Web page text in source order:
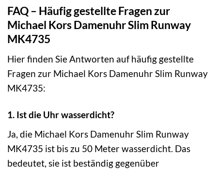
FAQ – Häufig gestellte Fragen zur
Michael Kors Damenuhr Slim Runway
MK4735
Hier finden Sie Antworten auf häufig gestellte
Fragen zur Michael Kors Damenuhr Slim Runway
MK4735:
1. Ist die Uhr wasserdicht?
Ja, die Michael Kors Damenuhr Slim Runway
MK4735 ist bis zu 50 Meter wasserdicht. Das
bedeutet, sie ist beständig gegenüber